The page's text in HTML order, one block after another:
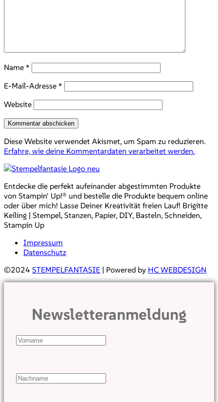
Name *
E-Mail-Adresse *
Website
Diese Website verwendet Akismet, um Spam zu reduzieren.
Erfahre, wie deine Kommentardaten verarbeitet werden.
Entdecke die perfekt aufeinander abgestimmten Produkte
von Stampin‘ Up!® und bestelle die Produkte bequem online
oder über mich! Lasse Deiner Kreativität freien Lauf! Brigitte
Keiling | Stempel, Stanzen, Papier, DIY, Basteln, Schneiden,
Stampin Up
Impressum
Datenschutz
©2024 STEMPELFANTASIE | Powered by HC WEBDESIGN
Newsletteranmeldung